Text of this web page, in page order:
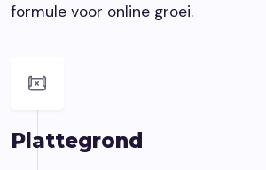
formule voor online groei.
Plattegrond